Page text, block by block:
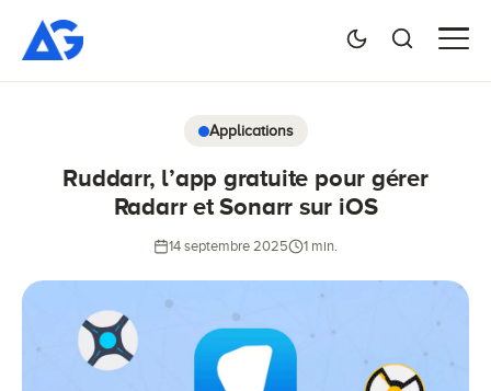
Applications
Ruddarr, l’app gratuite pour gérer
Radarr et Sonarr sur iOS
14 septembre 2025 1 min.